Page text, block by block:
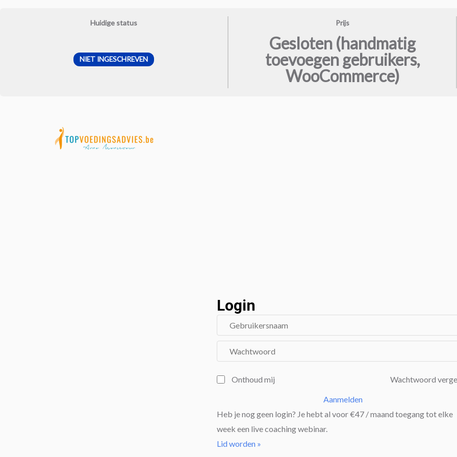
Huidige status
NIET INGESCHREVEN
Prijs
Gesloten (handmatig
toevoegen gebruikers,
WooCommerce)
Login
Wachtwoord
Onthoud mij
Aanmelden
Heb je nog geen login? Je hebt al voor €47 / maand toegang tot elke
week een live coaching webinar.
Lid worden »